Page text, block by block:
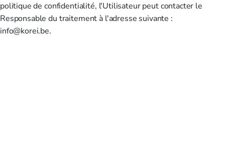
politique de confidentialité, l'Utilisateur peut contacter le
Responsable du traitement à l'adresse suivante :
info@korei.be.